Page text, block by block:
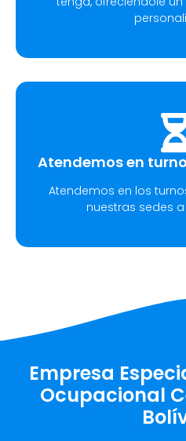
Atendemos en
Atendemos en los
nuestras sedes
Empresa
Ocupacional